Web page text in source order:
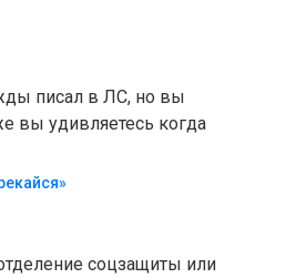
писал в ЛС, но вы
вы удивляетесь когда
соцзащиты или